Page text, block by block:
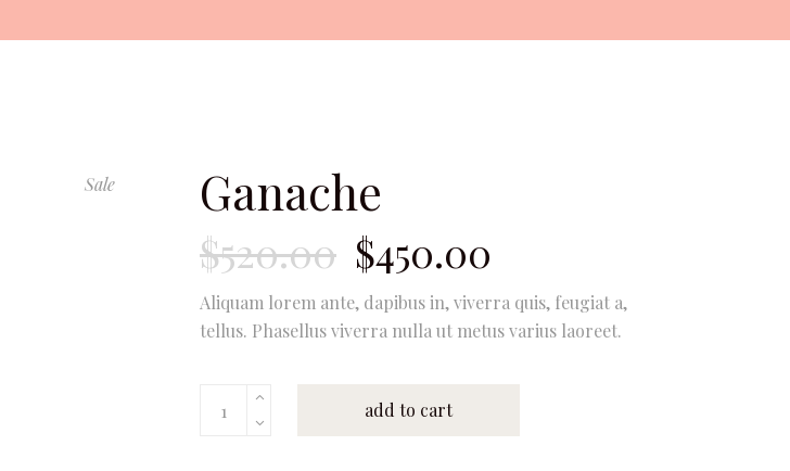
Sale Ganache
$520.00 $450.00
Aliquam lorem ante, dapibus in, viverra quis, feugiat a,
tellus. Phasellus viverra nulla ut metus varius laoreet.
Ganache
quantity
add to cart